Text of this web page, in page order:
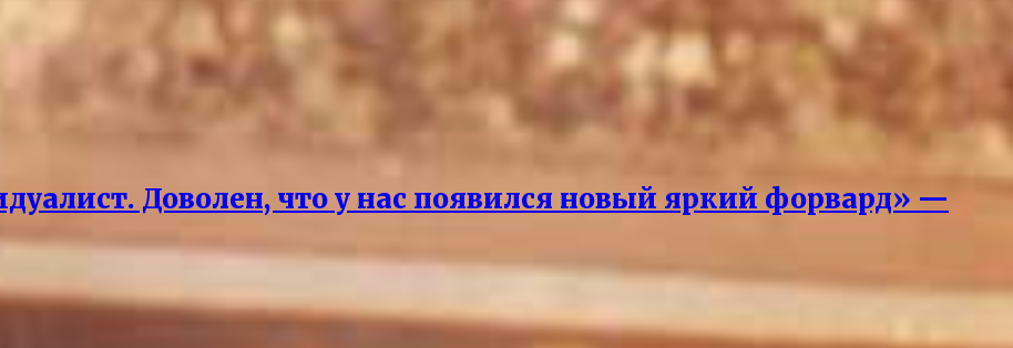
Доволен, что у нас появился новый яркий форвард» —